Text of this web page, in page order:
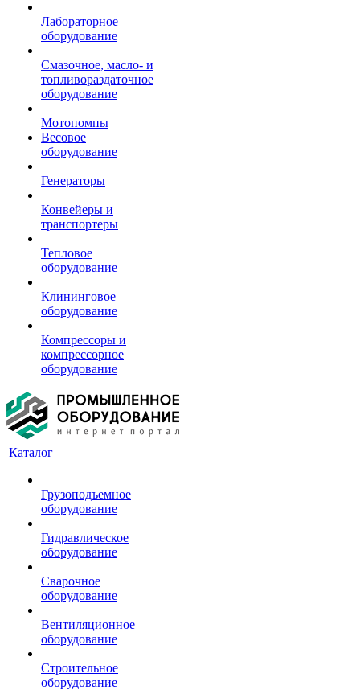
Лабораторное
оборудование
Смазочное, масло- и
топливораздаточное
оборудование
Мотопомпы
Весовое
оборудование
Генераторы
Конвейеры и
транспортеры
Тепловое
оборудование
Клининговое
оборудование
Компрессоры и
компрессорное
оборудование
Каталог
Грузоподъемное
оборудование
Гидравлическое
оборудование
Сварочное
оборудование
Вентиляционное
оборудование
Строительное
оборудование